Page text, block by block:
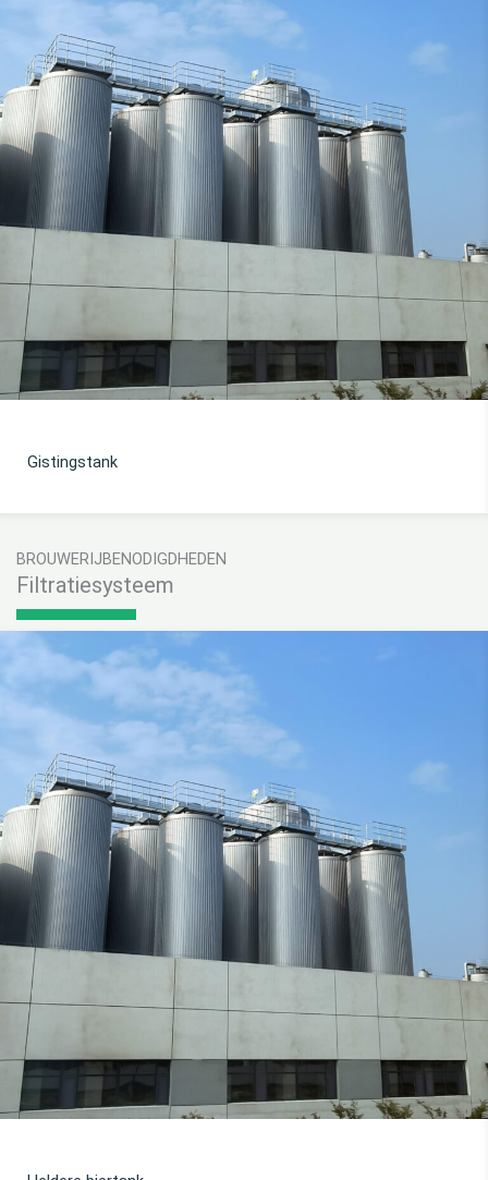
Gistvermeerderingssysteem
BROUWERIJBENODIGDHEDEN
Filtratiesysteem